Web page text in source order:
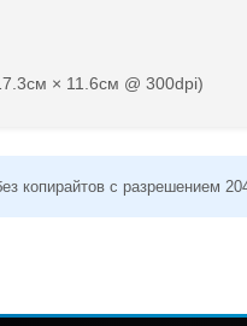
× 11.6см @ 300dpi)
копирайтов с разрешением